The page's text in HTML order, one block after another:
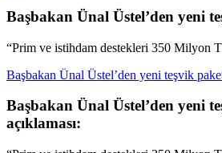
Başbakan Ünal Üstel’den yeni
“Prim ve istihdam destekleri 350 Milyon
Başbakan Ünal Üstel’den yeni teşvik
Başbakan Ünal Üstel’den yeni
açıklaması: